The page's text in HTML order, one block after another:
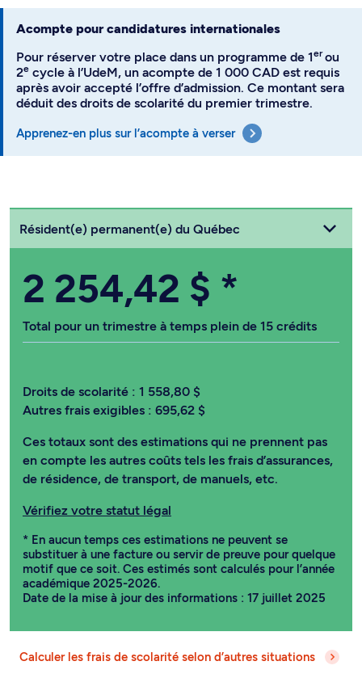
Acompte pour candidatures internationales
Pour réserver votre place dans un programme de 1erou
2e cycle à l’UdeM, un acompte de 1 000 CAD est requis
après avoir accepté l’offre d’admission. Ce montant sera
déduit des droits de scolarité du premier trimestre.
Apprenez-en plus sur l’acompte à verser
Choisissez votre statut
Résident(e) permanent(e) du Québec
2 254,42 $ *
Total pour un trimestre à temps plein de 15 crédits
Droits de scolarité : 1 558,80 $
Autres frais exigibles : 695,62 $
Ces totaux sont des estimations qui ne prennent pas
en compte les autres coûts tels les frais d’assurances,
de résidence, de transport, de manuels, etc.
Vérifiez votre statut légal
* En aucun temps ces estimations ne peuvent se
substituer à une facture ou servir de preuve pour quelque
motif que ce soit. Ces estimés sont calculés pour l’année
académique 2025-2026.
Date de la mise à jour des informations : 17 juillet 2025
Calculer les frais de scolarité selon d’autres situations